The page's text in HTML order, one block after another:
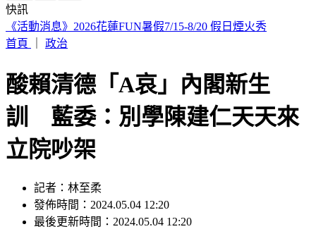
快訊
英仙座流星雨將登場！當晚幾乎無月光干擾 最佳觀賞時機曝
首頁
政治
酸賴清德「A哀」內閣新生
訓 藍委：別學陳建仁天天來
立院吵架
記者：林至柔
發佈時間：2024.05.04 12:20
最後更新時間：2024.05.04 12:20